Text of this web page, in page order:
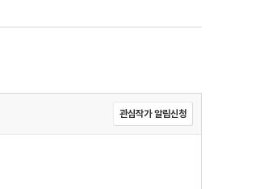
관심작가 알림신청